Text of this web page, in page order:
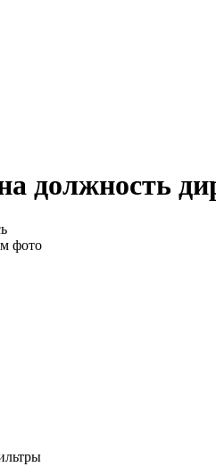
должность
фото